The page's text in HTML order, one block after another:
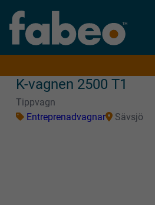
K-vagnen 2500 T1
Tippvagn
Entreprenadvagnar
Sävsjö